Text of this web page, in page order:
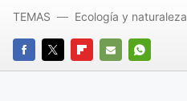
FACEBOOK
TWITTERFLIPBOARD
E-
WHATSAPP
TEMAS Ecología y naturaleza